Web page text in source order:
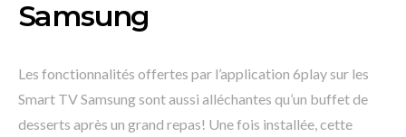
Samsung
Les fonctionnalités offertes par l’application 6play sur les
Smart TV Samsung sont aussi alléchantes qu’un buffet de
desserts après un grand repas! Une fois installée, cette